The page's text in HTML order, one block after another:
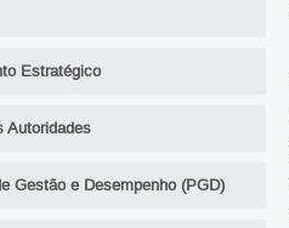
Estratégico
Autoridades
Gestão e Desempenho (PGD)